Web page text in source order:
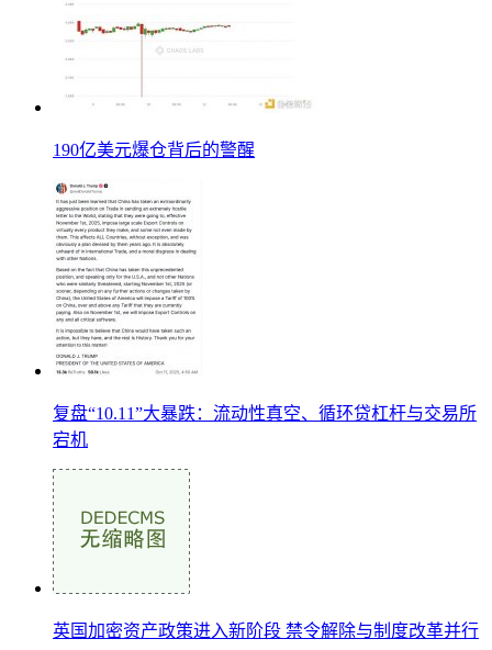
190亿美元爆仓背后的警醒
复盘“10.11”大暴跌：流动性真空、循环贷杠杆与交易所
宕机
英国加密资产政策进入新阶段 禁令解除与制度改革并行